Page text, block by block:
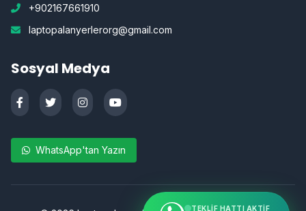
+902167661910
laptopalanyerlerorg@gmail.com
Sosyal Medya
WhatsApp'tan Yazın
TEKLIF HATTI AKTIF